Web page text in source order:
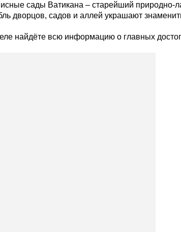
сады Ватикана – старейший природно-
дворцов, садов и аллей украшают
найдёте всю информацию о главных